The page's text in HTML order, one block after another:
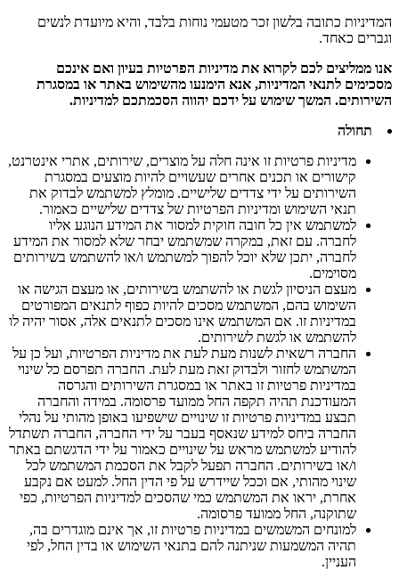
המדיניות כתובה בלשון זכר מטעמי נוחות בלבד, והיא מיועדת לנשים
וגברים כאחד.
אנו ממליצים לכם לקרוא את מדיניות הפרטיות בעיון ואם אינכם
מסכימים לתנאי המדיניות, אנא הימנעו מהשימוש באתר או במסגרת
השירותים. המשך שימוש על ידכם יהווה הסכמתכם למדיניות.
תחולה
מדיניות פרטיות זו אינה חלה על מוצרים, שירותים, אתרי אינטרנט,
קישורים או תכנים אחרים שעשויים להיות מוצעים במסגרת
השירותים על ידי צדדים שלישיים. מומלץ למשתמש לבדוק את
תנאי השימוש ומדיניות הפרטיות של צדדים שלישיים כאמור.
למשתמש אין כל חובה חוקית למסור את המידע הנוגע אליו
לחברה. עם זאת, במקרה שמשתמש יבחר שלא למסור את המידע
לחברה, יתכן שלא יוכל להפוך למשתמש ו/או להשתמש בשירותים
מסוימים.
מעצם הניסיון לגשת או להשתמש בשירותים, או מעצם הגישה או
השימוש בהם, המשתמש מסכים להיות כפוף לתנאים המפורטים
במדיניות זו. אם המשתמש אינו מסכים לתנאים אלה, אסור יהיה לו
להשתמש או לגשת לשירותים.
החברה רשאית לשנות מעת לעת את מדיניות הפרטיות, ועל כן על
המשתמש לחזור ולבדוק זאת מעת לעת. החברה תפרסם כל שינוי
במדיניות פרטיות זו באתר או במסגרת השירותים והגרסה
המעודכנת תהיה תקפה החל ממועד פרסומה. במידה והחברה
תבצע במדיניות פרטיות זו שינויים שישפיעו באופן מהותי על נהלי
החברה ביחס למידע שנאסף בעבר על ידי החברה, החברה תשתדל
להודיע למשתמש מראש על שינויים כאמור על ידי הדגשתם באתר
ו/או בשירותים. החברה תפעל לקבל את הסכמת המשתמש לכל
שינוי מהותי, אם וככל שיידרש על פי הדין החל. למעט אם נקבע
אחרת, יראו את המשתמש כמי שהסכים למדיניות הפרטיות, כפי
שתוקנה, החל ממועד פרסומה.
למונחים המשמשים במדיניות פרטיות זו, אך אינם מוגדרים בה,
תהיה המשמעות שניתנה להם בתנאי השימוש או בדין החל, לפי
העניין.